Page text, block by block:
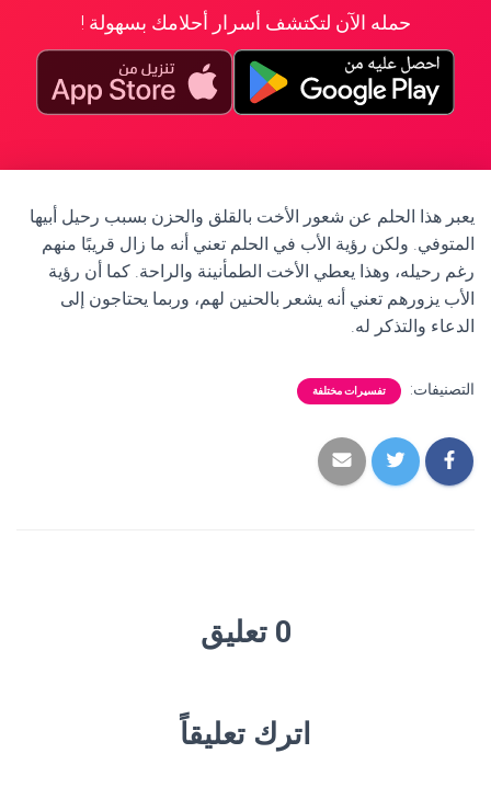
حمله الآن لتكتشف أسرار أحلامك بسهولة !
يعبر هذا الحلم عن شعور الأخت بالقلق والحزن بسبب رحيل أبيها
المتوفي. ولكن رؤية الأب في الحلم تعني أنه ما زال قريبًا منهم
رغم رحيله، وهذا يعطي الأخت الطمأنينة والراحة. كما أن رؤية
الأب يزورهم تعني أنه يشعر بالحنين لهم، وربما يحتاجون إلى
الدعاء والتذكر له.
التصنيفات: تفسيرات مختلفة
0 تعليق
اترك تعليقاً